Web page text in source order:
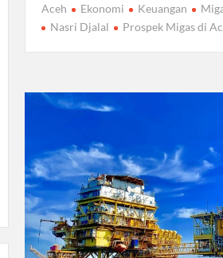
Aceh
Ekonomi Keuangan
Nasri Djalal
Prospek Migas di